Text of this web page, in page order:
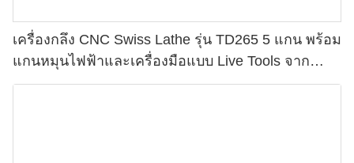
เครื่องกลึง CNC Swiss Lathe รุ่น TD265 5 แกน พร้อม
แกนหมุนไฟฟ้าและเครื่องมือแบบ Live Tools จาก
JSWAY